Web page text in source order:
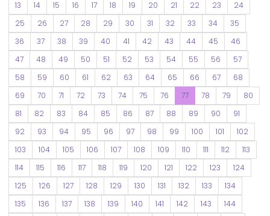
13
14 15 16 17 18 19 20 21 22 23
24
25
26 27 28 29 30 31 32 33 34
35
36
37 38 39 40 41 42 43 44 45
46
47
48 49 50 51 52 53 54 55 56
57
58
59 60 61 62 63 64 65 66 67
68
69
70 71 72 73 74 75 76 77 78 79
80
81
82 83 84 85 86 87 88 89 90
91
92
93 94 95 96 97 98 99 100 101
102
103
104 105 106 107 108 109 110 111 112
113
114
115 116 117 118 119 120 121 122 123
124
125
126 127 128 129 130 131 132 133
134
135
136 137 138 139 140 141 142 143
144